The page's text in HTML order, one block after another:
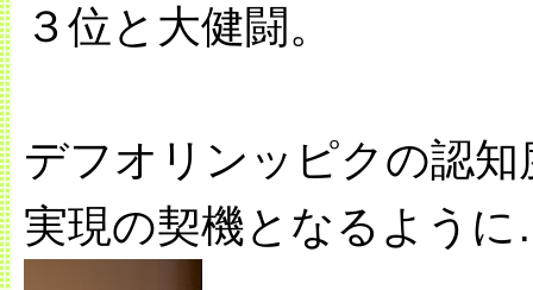
３位と大健闘。
デフオリンッピクの認
実現の契機となるよう